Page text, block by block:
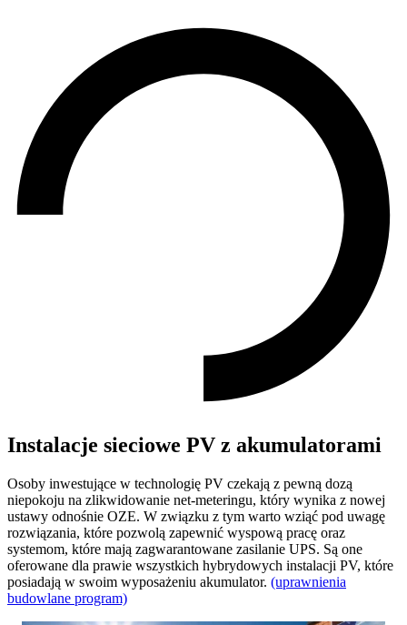
Instalacje sieciowe PV z akumulatorami
Osoby inwestujące w technologię PV czekają z pewną dozą
niepokoju na zlikwidowanie net-meteringu, który wynika z nowej
ustawy odnośnie OZE. W związku z tym warto wziąć pod uwagę
rozwiązania, które pozwolą zapewnić wyspową pracę oraz
systemom, które mają zagwarantowane zasilanie UPS. Są one
oferowane dla prawie wszystkich hybrydowych instalacji PV, które
posiadają w swoim wyposażeniu akumulator. (uprawnienia
budowlane program)